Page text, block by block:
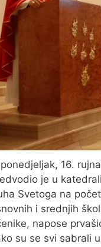
16.
je u
Svetoga na
i srednjih
napose
su se svi sabrali